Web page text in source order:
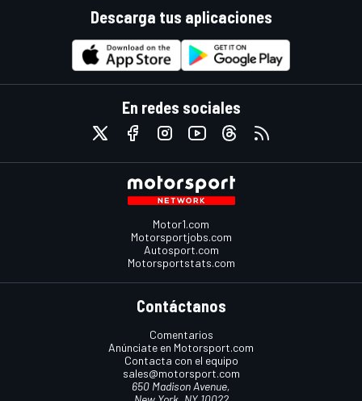
Descarga tus aplicaciones
En redes sociales
Motor1.com
Motorsportjobs.com
Autosport.com
Motorsportstats.com
Contáctanos
Comentarios
Anúnciate en Motorsport.com
Contacta con el equipo
sales@motorsport.com
650 Madison Avenue,